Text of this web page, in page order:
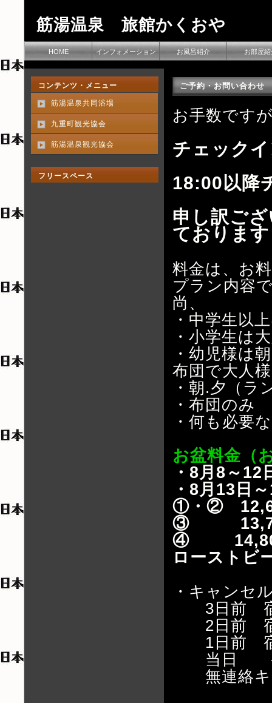
筋湯温泉 旅館かくおや
HOME インフォメーション お風呂紹介 お部屋紹
ご予約・お問い合わせ
お手数です
チェック
18:00以降
申し訳ご
ております
料金は、お
プラン内容
尚、
・中学生以
・小学生は
・幼児様は
布団で大人
・朝.夕（
・布団のみ
・何も必要
お盆料金（
・8月8～
・8月13日
①・②
③
④
ローストビ
・キャン
3日前 宿
2日前 宿
1日前 宿
当日 宿
無連絡キ
コンテンツ・メニュー
筋湯温泉共同浴場
九重町観光協会
筋湯温泉観光協会
フリースペース